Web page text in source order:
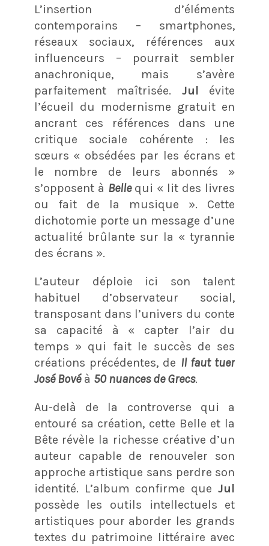
L’insertion d’éléments
contemporains – smartphones,
réseaux sociaux, références aux
influenceurs – pourrait sembler
anachronique, mais s’avère
parfaitement maîtrisée. Jul évite
l’écueil du modernisme gratuit en
ancrant ces références dans une
critique sociale cohérente : les
sœurs « obsédées par les écrans et
le nombre de leurs abonnés »
s’opposent à Belle qui « lit des livres
ou fait de la musique ». Cette
dichotomie porte un message d’une
actualité brûlante sur la « tyrannie
des écrans ».
L’auteur déploie ici son talent
habituel d’observateur social,
transposant dans l’univers du conte
sa capacité à « capter l’air du
temps » qui fait le succès de ses
créations précédentes, de Il faut tuer
José Bovéà 50 nuances de Grecs.
Au-delà de la controverse qui a
entouré sa création, cette Belle et la
Bête révèle la richesse créative d’un
auteur capable de renouveler son
approche artistique sans perdre son
identité. L’album confirme queJul
possède les outils intellectuels et
artistiques pour aborder les grands
textes du patrimoine littéraire avec